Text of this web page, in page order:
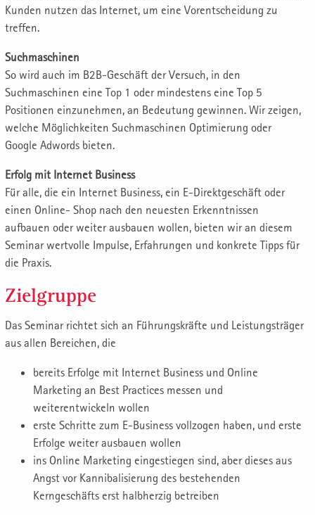
Kunden nutzen das Internet, um eine Vorentscheidung zu
treffen.
Suchmaschinen
So wird auch im B2B-Geschäft der Versuch, in den
Suchmaschinen eine Top 1 oder mindestens eine Top 5
Positionen einzunehmen, an Bedeutung gewinnen. Wir zeigen,
welche Möglichkeiten Suchmaschinen Optimierung oder
Google Adwords bieten.
Erfolg mit Internet Business
Für alle, die ein Internet Business, ein E-Direktgeschäft oder
einen Online- Shop nach den neuesten Erkenntnissen
aufbauen oder weiter ausbauen wollen, bieten wir an diesem
Seminar wertvolle Impulse, Erfahrungen und konkrete Tipps für
die Praxis.
Zielgruppe
Das Seminar richtet sich an Führungskräfte und Leistungsträger
aus allen Bereichen, die
bereits Erfolge mit Internet Business und Online
Marketing an Best Practices messen und
weiterentwickeln wollen
erste Schritte zum E-Business vollzogen haben, und erste
Erfolge weiter ausbauen wollen
ins Online Marketing eingestiegen sind, aber dieses aus
Angst vor Kannibalisierung des bestehenden
Kerngeschäfts erst halbherzig betreiben